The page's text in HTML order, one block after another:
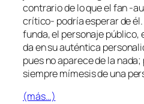
con­tra­rio de lo que el fan
crítico- po­dría es­pe­rar de
fun­da, el per­so­na­je
da en su au­tén­ti­ca
pues no apa­re­ce de la
siem­pre mí­me­sis de una
(más…)